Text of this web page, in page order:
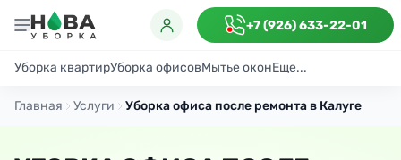
+7 (926) 633-22-01
Уборка квартирУборка офисовМытье оконЕще...
ГенеральнаяПоддерживающаяПосле ремонта
Главная Услуги Уборка офиса после ремонта в Калуге